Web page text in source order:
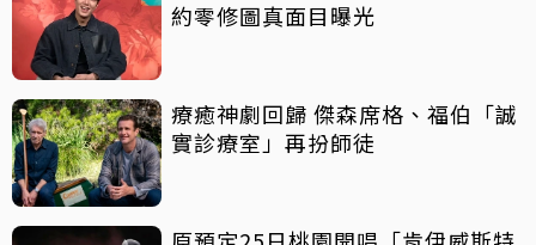
約零修圖真面目曝光
療癒神劇回歸 傑森席格、福伯「誠
實診療室」再扮師徒